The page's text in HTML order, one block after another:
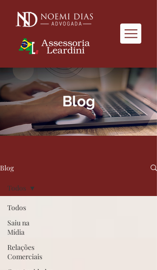
Blog
Blog
Todos
Saiu na
Mídia
Relações
Comerciais
Todos